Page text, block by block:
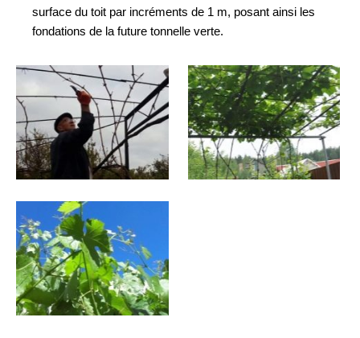
surface du toit par incréments de 1 m, posant ainsi les
fondations de la future tonnelle verte.